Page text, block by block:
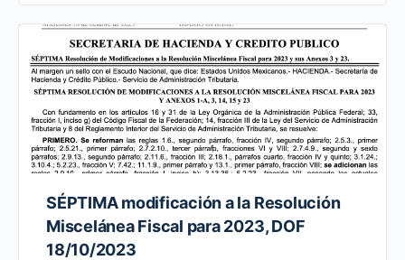
SÉPTIMA modificación a la Resolución
Miscelánea Fiscal para 2023, DOF
18/10/2023